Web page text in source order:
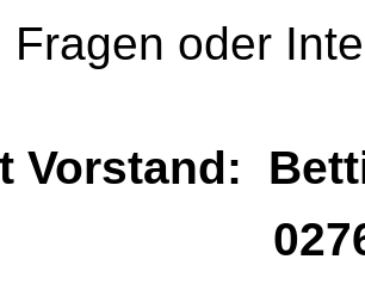
Fragen oder
Vorstand: